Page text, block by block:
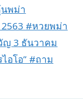
พม่า
#หวยพม่า
ญ 3 ธันวาคม
อโอ” #ถาม